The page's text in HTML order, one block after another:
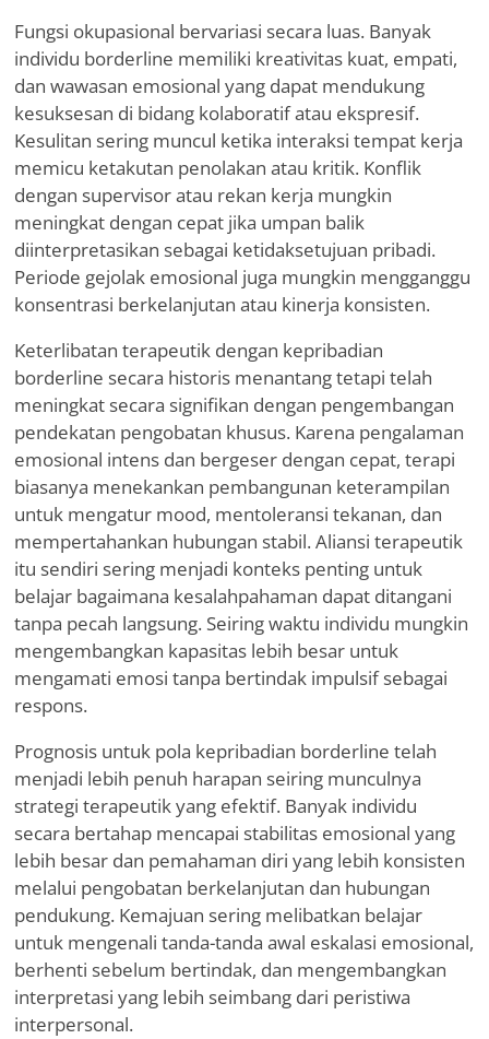
Fungsi okupasional bervariasi secara luas. Banyak
individu borderline memiliki kreativitas kuat, empati,
dan wawasan emosional yang dapat mendukung
kesuksesan di bidang kolaboratif atau ekspresif.
Kesulitan sering muncul ketika interaksi tempat kerja
memicu ketakutan penolakan atau kritik. Konflik
dengan supervisor atau rekan kerja mungkin
meningkat dengan cepat jika umpan balik
diinterpretasikan sebagai ketidaksetujuan pribadi.
Periode gejolak emosional juga mungkin mengganggu
konsentrasi berkelanjutan atau kinerja konsisten.
Keterlibatan terapeutik dengan kepribadian
borderline secara historis menantang tetapi telah
meningkat secara signifikan dengan pengembangan
pendekatan pengobatan khusus. Karena pengalaman
emosional intens dan bergeser dengan cepat, terapi
biasanya menekankan pembangunan keterampilan
untuk mengatur mood, mentoleransi tekanan, dan
mempertahankan hubungan stabil. Aliansi terapeutik
itu sendiri sering menjadi konteks penting untuk
belajar bagaimana kesalahpahaman dapat ditangani
tanpa pecah langsung. Seiring waktu individu mungkin
mengembangkan kapasitas lebih besar untuk
mengamati emosi tanpa bertindak impulsif sebagai
respons.
Prognosis untuk pola kepribadian borderline telah
menjadi lebih penuh harapan seiring munculnya
strategi terapeutik yang efektif. Banyak individu
secara bertahap mencapai stabilitas emosional yang
lebih besar dan pemahaman diri yang lebih konsisten
melalui pengobatan berkelanjutan dan hubungan
pendukung. Kemajuan sering melibatkan belajar
untuk mengenali tanda-tanda awal eskalasi emosional,
berhenti sebelum bertindak, dan mengembangkan
interpretasi yang lebih seimbang dari peristiwa
interpersonal.